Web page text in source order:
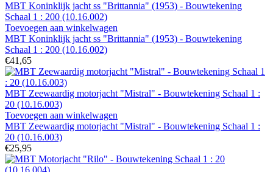
MBT Koninklijk jacht ss "Brittannia" (1953) - Bouwtekening
Schaal 1 : 200 (10.16.002)
Toevoegen aan winkelwagen
MBT Koninklijk jacht ss "Brittannia" (1953) - Bouwtekening
Schaal 1 : 200 (10.16.002)
€41,65
MBT Zeewaardig motorjacht "Mistral" - Bouwtekening Schaal 1 :
20 (10.16.003)
Toevoegen aan winkelwagen
MBT Zeewaardig motorjacht "Mistral" - Bouwtekening Schaal 1 :
20 (10.16.003)
€25,95